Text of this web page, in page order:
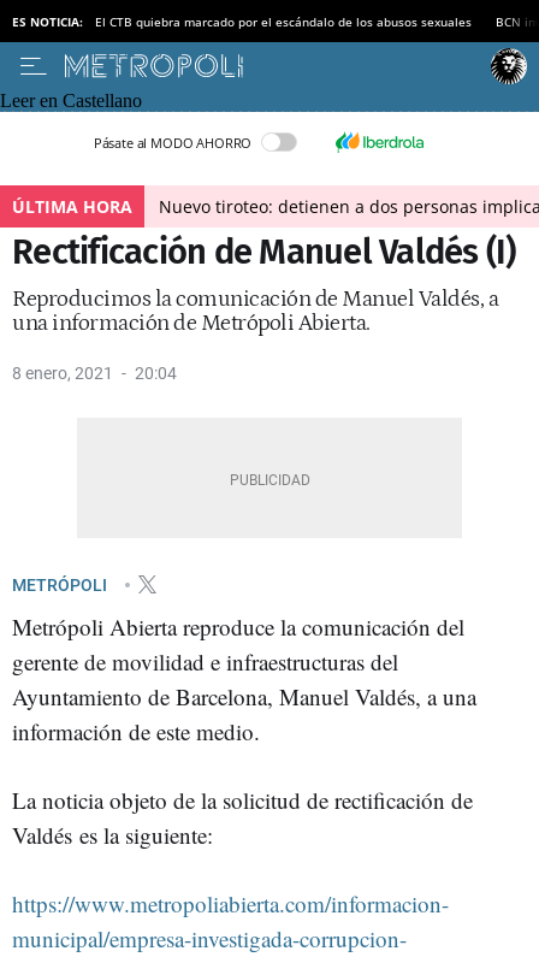
ES NOTICIA: El CTB quiebra marcado por el escándalo de los abusos sexuales BCN
Leer en Castellano
Pásate al MODO AHORRO
ÚLTIMA HORA Nuevo tiroteo: detienen a dos personas
Rectificación de Manuel Valdés (I)
Reproducimos la comunicación de Manuel Valdés, a
una información de Metrópoli Abierta.
8 enero, 2021 20:04
METRÓPOLI
Metrópoli Abierta reproduce la comunicación del
gerente de movilidad e infraestructuras del
Ayuntamiento de Barcelona, Manuel Valdés, a una
información de este medio.
La noticia objeto de la solicitud de rectificación de
Valdés es la siguiente:
https://www.metropoliabierta.com/informacion-
municipal/empresa-investigada-corrupcion-